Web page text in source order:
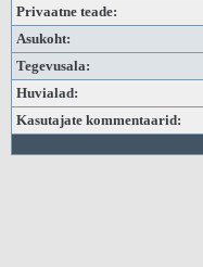
Privaatne teade:
Asukoht:
Tegevusala:
Huvialad:
Kasutajate kommentaarid: